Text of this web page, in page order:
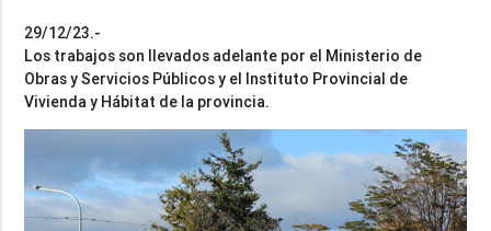
29/12/23.-
Los trabajos son llevados adelante por el Ministerio de
Obras y Servicios Públicos y el Instituto Provincial de